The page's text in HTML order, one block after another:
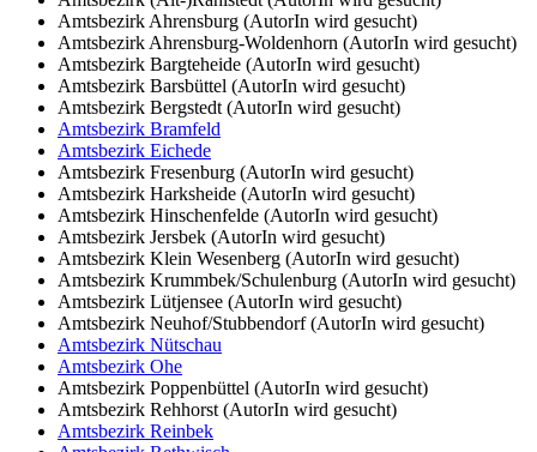
Amtsbezirk Ahrensburg (AutorIn wird gesucht)
Amtsbezirk Ahrensburg-Woldenhorn (AutorIn wird gesucht)
Amtsbezirk Bargteheide (AutorIn wird gesucht)
Amtsbezirk Barsbüttel (AutorIn wird gesucht)
Amtsbezirk Bergstedt (AutorIn wird gesucht)
Amtsbezirk Bramfeld
Amtsbezirk Eichede
Amtsbezirk Fresenburg (AutorIn wird gesucht)
Amtsbezirk Harksheide (AutorIn wird gesucht)
Amtsbezirk Hinschenfelde (AutorIn wird gesucht)
Amtsbezirk Jersbek (AutorIn wird gesucht)
Amtsbezirk Klein Wesenberg (AutorIn wird gesucht)
Amtsbezirk Krummbek/Schulenburg (AutorIn wird gesucht)
Amtsbezirk Lütjensee (AutorIn wird gesucht)
Amtsbezirk Neuhof/Stubbendorf (AutorIn wird gesucht)
Amtsbezirk Nütschau
Amtsbezirk Ohe
Amtsbezirk Poppenbüttel (AutorIn wird gesucht)
Amtsbezirk Rehhorst (AutorIn wird gesucht)
Amtsbezirk Reinbek